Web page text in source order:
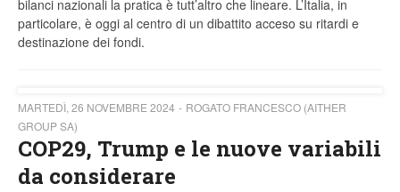
bilanci nazionali la pratica è tutt’altro che lineare. L’Italia, in
particolare, è oggi al centro di un dibattito acceso su ritardi e
destinazione dei fondi.
MARTEDÌ, 26 NOVEMBRE 2024
ROGATO FRANCESCO (AITHER
GROUP SA)
COP29, Trump e le nuove variabili
da considerare